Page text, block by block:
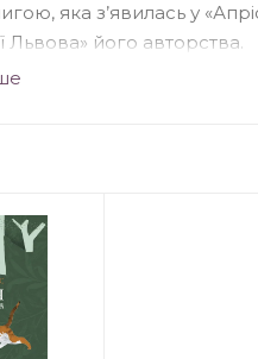
яка з’явилась у
Львова» його авторства.
є літературно-
мистецькій та
письменників, як Іван
Андрій Шептицький,
Береза, Дарія Іваницька та